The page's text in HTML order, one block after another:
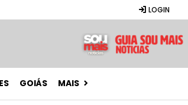
LOGIN
GOIÁS MAIS